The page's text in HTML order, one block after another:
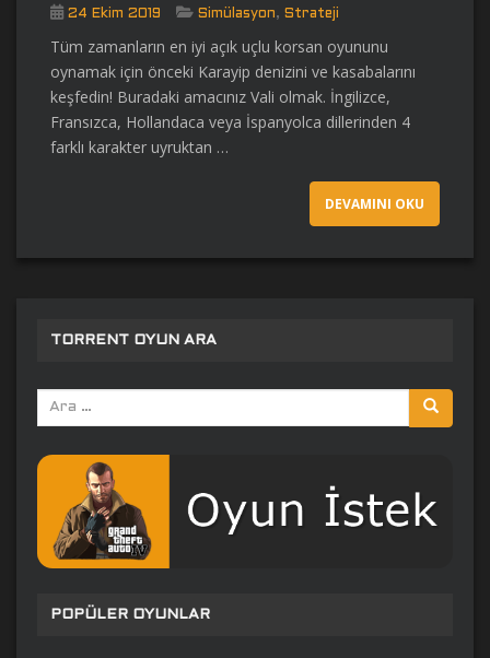
24 Ekim 2019 Simülasyon, Strateji
Tüm zamanların en iyi açık uçlu korsan oyununu
oynamak için önceki Karayip denizini ve kasabalarını
keşfedin! Buradaki amacınız Vali olmak. İngilizce,
Fransızca, Hollandaca veya İspanyolca dillerinden 4
farklı karakter uyruktan …
DEVAMINI OKU
TORRENT OYUN ARA
Arama
yap:
POPÜLER OYUNLAR